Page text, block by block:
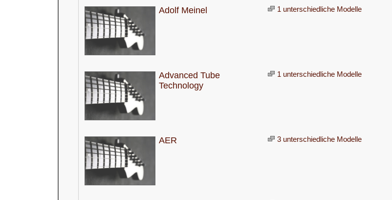
Adolf Meinel 1 unterschiedliche Modelle
Advanced Tube
Technology
1 unterschiedliche Modelle
AER 3 unterschiedliche Modelle